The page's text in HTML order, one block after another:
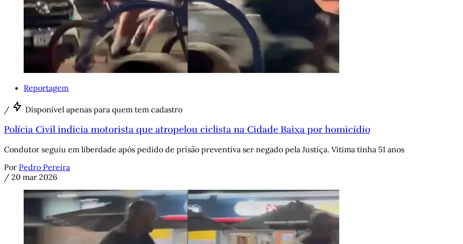
Reportagem
/ Disponível apenas para quem tem cadastro
Polícia Civil indicia motorista que atropelou ciclista na Cidade Baixa por homicídio
Condutor seguiu em liberdade após pedido de prisão preventiva ser negado pela Justiça. Vítima tinha 51 anos
Por Pedro Pereira
/ 20 mar 2026